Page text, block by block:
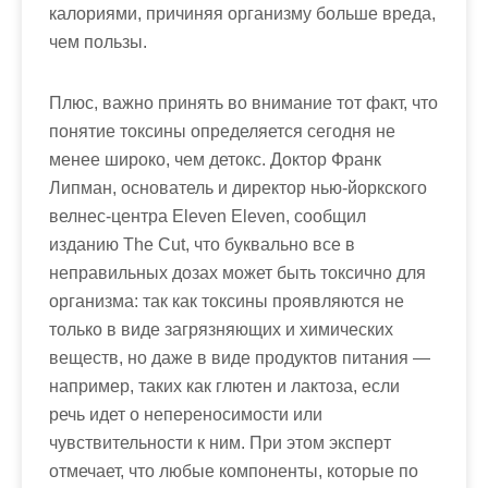
калориями, причиняя организму больше вреда,
чем пользы.
Плюс, важно принять во внимание тот факт, что
понятие токсины определяется сегодня не
менее широко, чем детокс. Доктор Франк
Липман, основатель и директор нью-йоркского
велнес-центра Eleven Eleven, сообщил
изданию The Cut, что буквально все в
неправильных дозах может быть токсично для
организма: так как токсины проявляются не
только в виде загрязняющих и химических
веществ, но даже в виде продуктов питания —
например, таких как глютен и лактоза, если
речь идет о непереносимости или
чувствительности к ним. При этом эксперт
отмечает, что любые компоненты, которые по